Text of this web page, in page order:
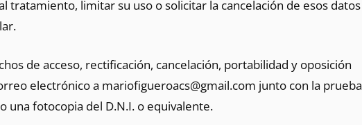
tratamiento, limitar su uso o solicitar la cancelación de esos datos
de acceso, rectificación, cancelación, portabilidad y oposición
electrónico a mariofigueroacs@gmail.com junto con la prueba
una fotocopia del D.N.I. o equivalente.